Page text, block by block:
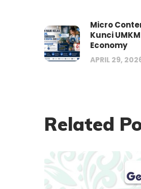
Micro
Kunci
Economy
APRIL 29,
Related